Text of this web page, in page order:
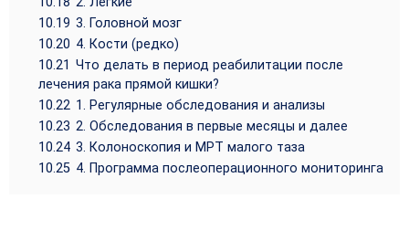
10.19 3. Головной мозг
10.20 4. Кости (редко)
10.21 Что делать в период реабилитации после
лечения рака прямой кишки?
10.22 1. Регулярные обследования и анализы
10.23 2. Обследования в первые месяцы и далее
10.24 3. Колоноскопия и МРТ малого таза
10.25 4. Программа послеоперационного мониторинга